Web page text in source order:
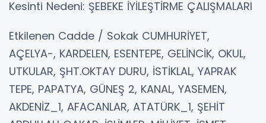
Kesinti Nedeni: ŞEBEKE İYİLEŞTİRME ÇALIŞMALARI
Etkilenen Cadde / Sokak CUMHURİYET,
AÇELYA-, KARDELEN, ESENTEPE, GELİNCİK, OKUL,
UTKULAR, ŞHT.OKTAY DURU, İSTİKLAL, YAPRAK
TEPE, PAPATYA, GÜNEŞ 2, KANAL, YASEMEN,
AKDENİZ_1, AFACANLAR, ATATÜRK_1, ŞEHİT